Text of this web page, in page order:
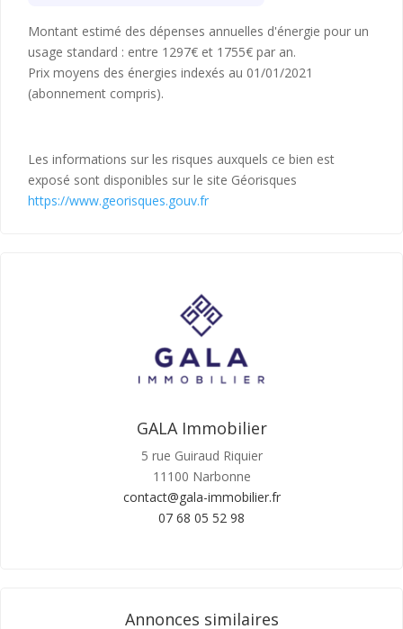
Montant estimé des dépenses annuelles d'énergie pour un
usage standard : entre 1297€ et 1755€ par an.
Prix moyens des énergies indexés au 01/01/2021
(abonnement compris).
Les informations sur les risques auxquels ce bien est
exposé sont disponibles sur le site Géorisques
https://www.georisques.gouv.fr
GALA Immobilier
5 rue Guiraud Riquier
11100 Narbonne
contact@gala-immobilier.fr
07 68 05 52 98
Annonces similaires